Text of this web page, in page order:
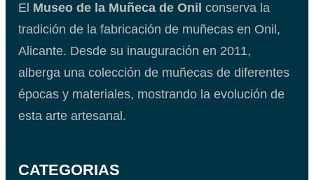
El Museo de la Muñeca de Onil conserva la
tradición de la fabricación de muñecas en Onil,
Alicante. Desde su inauguración en 2011,
alberga una colección de muñecas de diferentes
épocas y materiales, mostrando la evolución de
esta arte artesanal.
CATEGORIAS